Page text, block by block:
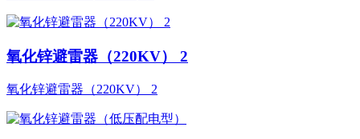
氧化锌避雷器（220KV） 2
氧化锌避雷器（220KV） 2